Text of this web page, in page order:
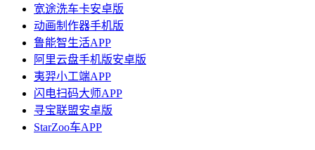
宽途洗车卡安卓版
动画制作器手机版
鲁能智生活APP
阿里云盘手机版安卓版
夷羿小工端APP
闪电扫码大师APP
寻宝联盟安卓版
StarZoo车APP